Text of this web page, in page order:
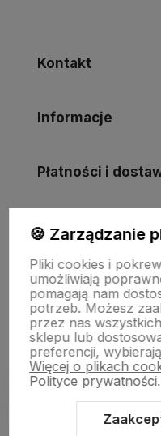
Kontakt
Informacje
Płatności i
Informacje
O nas
🍪 Zarządzanie
Pliki cookies i
umożliwiają
pomagają nam
potrzeb. Możesz
przez nas
sklepu lub
preferencji,
Więcej o plikach
Polityce prywatności.